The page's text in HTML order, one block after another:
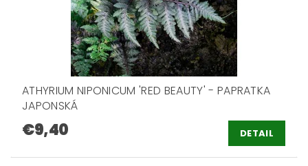
ATHYRIUM NIPONICUM 'RED BEAUTY' - PAPRATKA
JAPONSKÁ
€9,40 DETAIL